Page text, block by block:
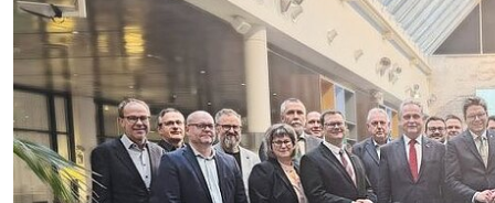
SENIOREN
TARIF
SERVICE